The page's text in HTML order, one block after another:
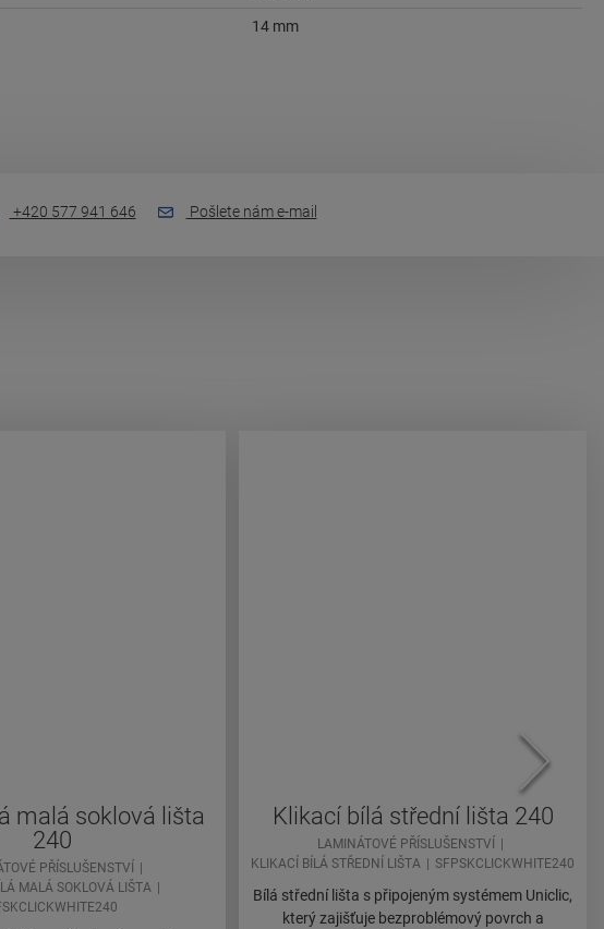
14 mm
+420 577 941 646 Pošlete nám e-mail
malá soklová lišta
240
PŘÍSLUŠENSTVÍ
MALÁ SOKLOVÁ LIŠTA
Klikací bílá střední lišta 240
LAMINÁTOVÉ PŘÍSLUŠENSTVÍ
KLIKACÍ BÍLÁ STŘEDNÍ LIŠTA
SFPSKCLICKWHITE240
Bílá střední lišta s připojeným systémem Uniclic,
který zajišťuje bezproblémový povrch a